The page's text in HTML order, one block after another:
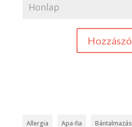
Allergia Apa-fia Bántalmazás